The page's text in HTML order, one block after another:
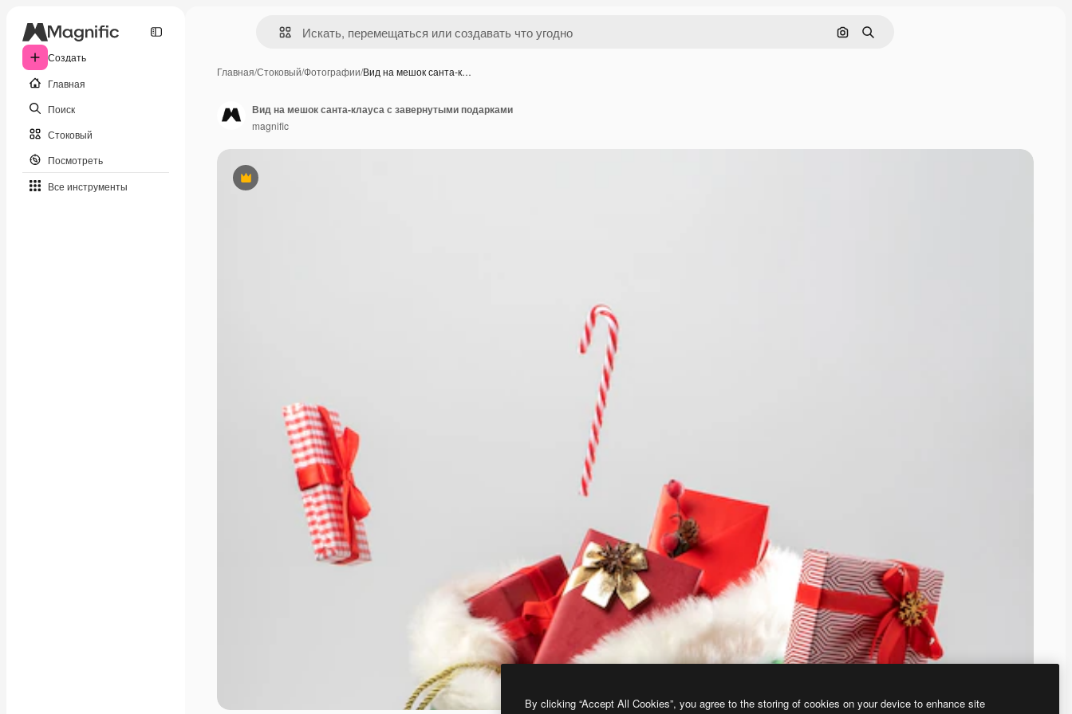
Создать
Главная
Поиск
Стоковый
Посмотреть
Все инструменты
Поиск по изображению
Поиск
Главная/Стоковый/Фотографии/Вид на мешок санта-к…
Премиум
Вид на мешок санта-клауса с завернутыми подарками
magnific
By clicking “Accept All Cookies”, you agree to the storing of cookies on your device to enhance site